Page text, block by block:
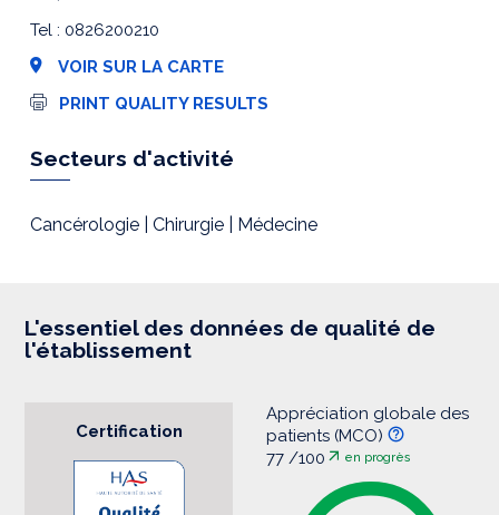
Tel : 0826200210
VOIR SUR LA CARTE
I
e
s
i
o
PRINT QUALITY RESULTS
Secteurs d'activité
Cancérologie | Chirurgie | Médecine
L'essentiel des données de qualité de
l'établissement
Certification
Appréciation globale des
patients (MCO)
77 /100
en progrès